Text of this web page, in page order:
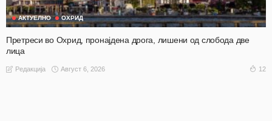
АКТУЕЛНО ОХРИД
Претреси во Охрид, пронајдена дрога, лишени од слобода две
лица
Редакција Август 6, 2026 12